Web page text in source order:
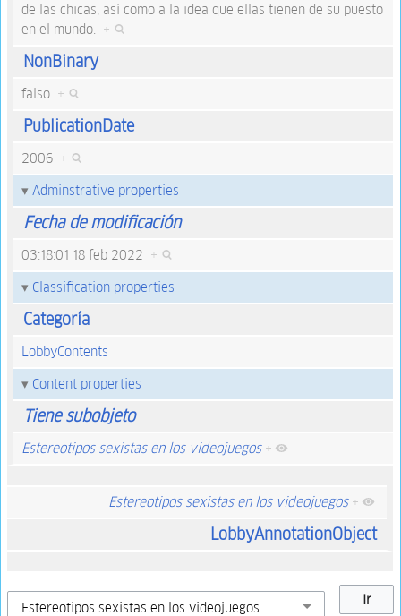
de las chicas, así como a la idea que ellas tienen de su puesto
en el mundo. +
NonBinary
falso +
PublicationDate
2006 +
Adminstrative properties
Fecha de modificación
03:18:01 18 feb 2022 +
Classification properties
Categoría
LobbyContents
Content properties
Tiene subobjeto
Estereotipos sexistas en los videojuegos +
Estereotipos sexistas en los videojuegos +
LobbyAnnotationObject